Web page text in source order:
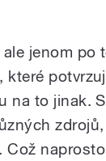
jenom po
které
na to jinak.
Což